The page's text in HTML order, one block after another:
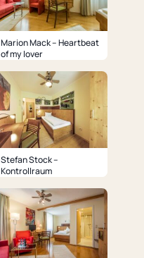
Marion Mack – Heartbeat
of my lover
Stefan Stock –
Kontrollraum